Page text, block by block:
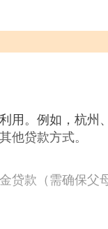
用。例如，杭州
贷款方式。
贷款（需确保父